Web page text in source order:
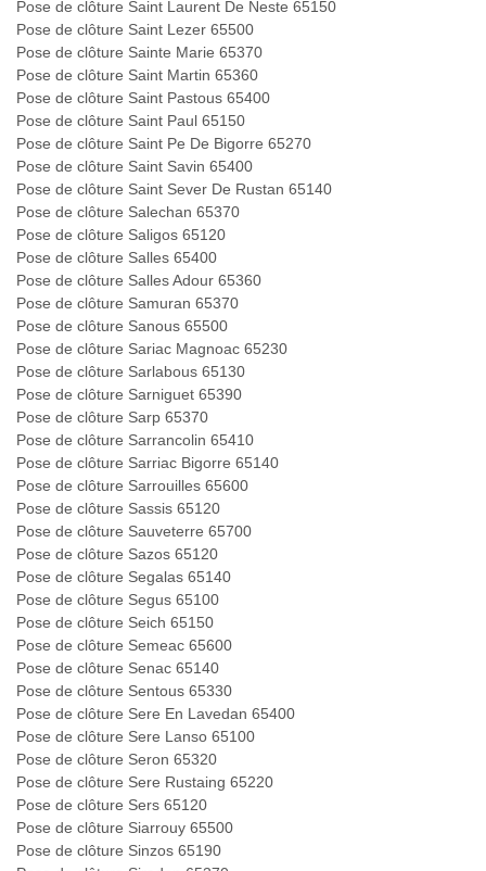
Pose de clôture Saint Laurent De Neste 65150
Pose de clôture Saint Lezer 65500
Pose de clôture Sainte Marie 65370
Pose de clôture Saint Martin 65360
Pose de clôture Saint Pastous 65400
Pose de clôture Saint Paul 65150
Pose de clôture Saint Pe De Bigorre 65270
Pose de clôture Saint Savin 65400
Pose de clôture Saint Sever De Rustan 65140
Pose de clôture Salechan 65370
Pose de clôture Saligos 65120
Pose de clôture Salles 65400
Pose de clôture Salles Adour 65360
Pose de clôture Samuran 65370
Pose de clôture Sanous 65500
Pose de clôture Sariac Magnoac 65230
Pose de clôture Sarlabous 65130
Pose de clôture Sarniguet 65390
Pose de clôture Sarp 65370
Pose de clôture Sarrancolin 65410
Pose de clôture Sarriac Bigorre 65140
Pose de clôture Sarrouilles 65600
Pose de clôture Sassis 65120
Pose de clôture Sauveterre 65700
Pose de clôture Sazos 65120
Pose de clôture Segalas 65140
Pose de clôture Segus 65100
Pose de clôture Seich 65150
Pose de clôture Semeac 65600
Pose de clôture Senac 65140
Pose de clôture Sentous 65330
Pose de clôture Sere En Lavedan 65400
Pose de clôture Sere Lanso 65100
Pose de clôture Seron 65320
Pose de clôture Sere Rustaing 65220
Pose de clôture Sers 65120
Pose de clôture Siarrouy 65500
Pose de clôture Sinzos 65190